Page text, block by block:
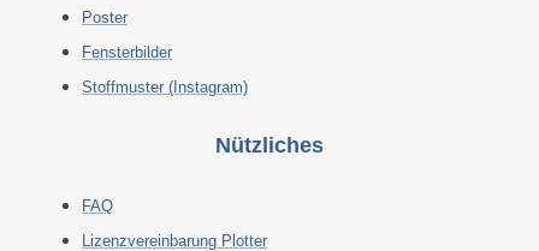
Poster
Fensterbilder
Stoffmuster (Instagram)
Nützliches
FAQ
Lizenzvereinbarung Plotter